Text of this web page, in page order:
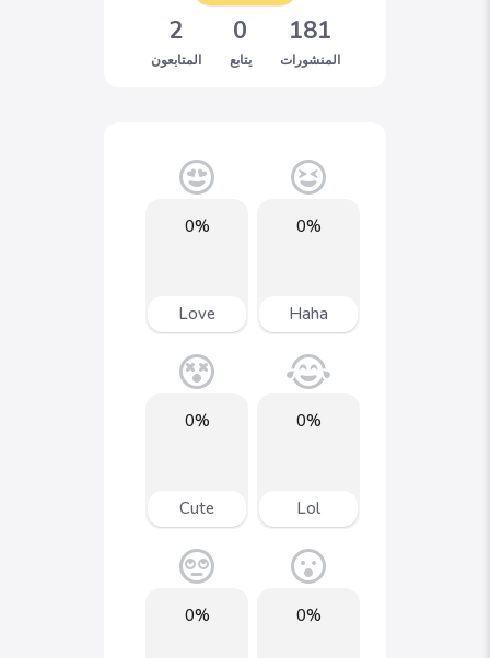
181
المنشورات
0
يتابع
2
المتابعون
0%
Haha
0%
Love
0%
Lol
0%
Cute
0%
0%